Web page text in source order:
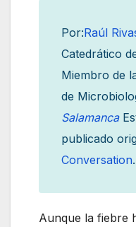
Por:Raúl
Catedrático
Miembro de
de
Salamanca
publicado
Conversation
Aunque la fiebre